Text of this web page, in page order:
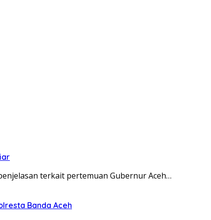
terkait pertemuan Gubernur Aceh…
Banda Aceh